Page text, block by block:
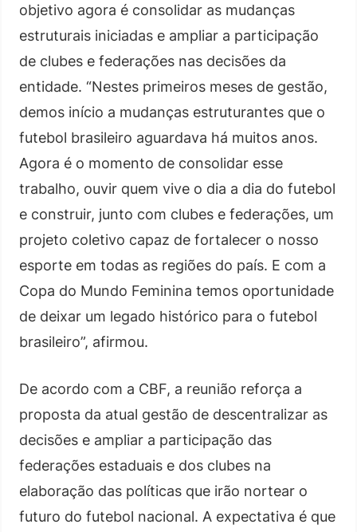
objetivo agora é consolidar as mudanças
estruturais iniciadas e ampliar a participação
de clubes e federações nas decisões da
entidade. “Nestes primeiros meses de gestão,
demos início a mudanças estruturantes que o
futebol brasileiro aguardava há muitos anos.
Agora é o momento de consolidar esse
trabalho, ouvir quem vive o dia a dia do futebol
e construir, junto com clubes e federações, um
projeto coletivo capaz de fortalecer o nosso
esporte em todas as regiões do país. E com a
Copa do Mundo Feminina temos oportunidade
de deixar um legado histórico para o futebol
brasileiro”, afirmou.
De acordo com a CBF, a reunião reforça a
proposta da atual gestão de descentralizar as
decisões e ampliar a participação das
federações estaduais e dos clubes na
elaboração das políticas que irão nortear o
futuro do futebol nacional. A expectativa é que